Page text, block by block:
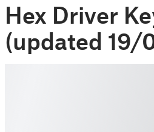
Hex Driver
(updated